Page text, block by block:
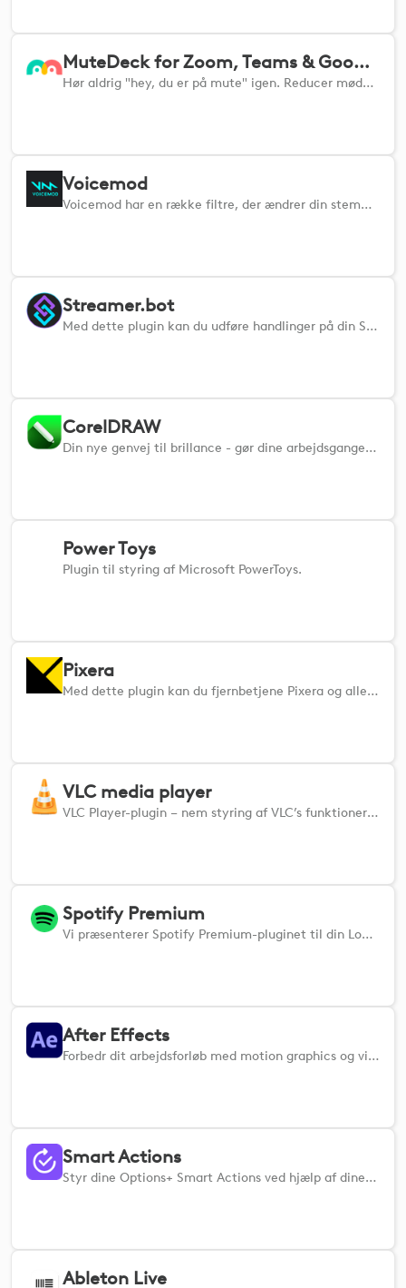
MuteDeck for Zoom, Teams & Google Meet
Hør aldrig "hey, du er på mute" igen. Reducer mødestress og fejltagelser.
Voicemod
Voicemod har en række filtre, der ændrer din stemme i realtid og giver dig øjeblikkelig, taktil kontrol.
Streamer.bot
Med dette plugin kan du udføre handlinger på din Streamer.bot-applikation.
CorelDRAW
Din nye genvej til brillance - gør dine arbejdsgange i CorelDRAW meget hurtigere med dette nye plugin.
Power Toys
Plugin til styring af Microsoft PowerToys.
Pixera
Med dette plugin kan du fjernbetjene Pixera og alle moduler i Pixera Control.
VLC media player
VLC Player-plugin – nem styring af VLC’s funktioner direkte fra din Logi-enhed.
Spotify Premium
Vi præsenterer Spotify Premium-pluginet til din Logi-enhed – din adgang til en helt ny musikoplevelse.
After Effects
Forbedr dit arbejdsforløb med motion graphics og visuelle effekter med Adobe After Effects-pluginet til din Logi-enhed.
Smart Actions
Styr dine Options+ Smart Actions ved hjælp af dine Creative-enheder. (Logi Options+-appen er påkrævet for at kunne bruge Smart Actions)
Ableton Live